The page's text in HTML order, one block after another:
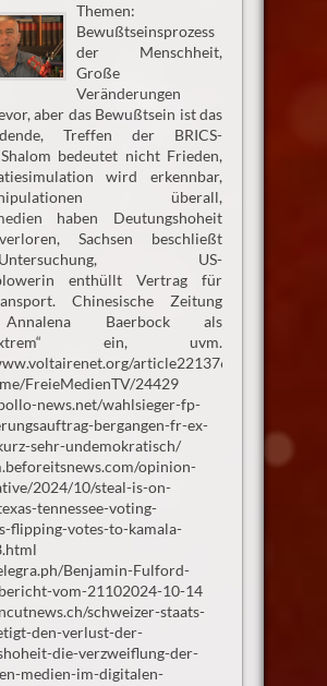
Themen:
Bewußtseinsprozess
der Menschheit,
Große
Veränderungen
aber das Bewußtsein ist das
Treffen der BRICS-
bedeutet nicht Frieden,
wird erkennbar,
überall,
haben Deutungshoheit
Sachsen beschließt
Untersuchung, US-
enthüllt Vertrag für
Chinesische Zeitung
Baerbock als
ein, uvm.
article221376.html
FreieMedienTV/24429
news.net/wahlsieger-fp-
bergangen-fr-ex-
sehr-undemokratisch/
opinion-
2024/10/steal-is-on-
tennessee-voting-
flipping-votes-to-kamala-
Benjamin-Fulford-
vom-21102024-10-14
schweizer-staats-
den-verlust-der-
die-verzweiflung-der-
medien-im-digitalen-